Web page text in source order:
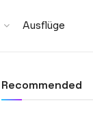
Ausflüge
Recommended